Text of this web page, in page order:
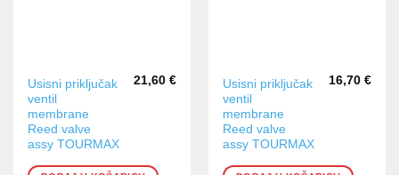
Usisni priključak
ventil
membrane
Reed valve
assy TOURMAX
21,60 €
Usisni priključak
ventil
membrane
Reed valve
assy TOURMAX
16,70 €